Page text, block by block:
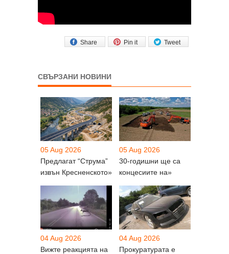
Tweet
Pin it
Share
СВЪРЗАНИ НОВИНИ
05 Aug 2026
Предлагат “Струма”
извън Кресненското»
05 Aug 2026
30-годишни ще са
концесиите на»
04 Aug 2026
Вижте реакцията на
04 Aug 2026
Прокуратурата е